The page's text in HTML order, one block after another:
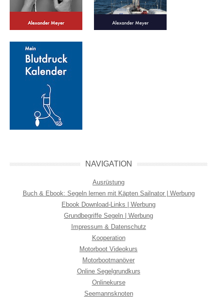
NAVIGATION
Ausrüstung
Buch & Ebook: Segeln lernen mit Käpten Sailnator | Werbung
Ebook Download-Links | Werbung
Grundbegriffe Segeln | Werbung
Impressum & Datenschutz
Kooperation
Motorboot Videokurs
Motorbootmanöver
Online Segelgrundkurs
Onlinekurse
Seemannsknoten